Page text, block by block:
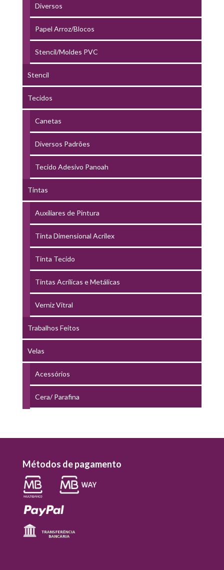
Diversos
Papel Arroz/Blocos
Stencil/Moldes PVC
Stencil
Tecidos
Canetas
Diversos Padrões
Tecido Adesivo Panoah
Tintas
Auxiliares de Pintura
Tinta Dimensional Acrilex
Tinta Tecido
Tintas Acrílicas e Metálicas
Verniz Vitral
Trabalhos Feitos
Velas
Acessórios
Cera/ Parafina
Métodos de pagamento